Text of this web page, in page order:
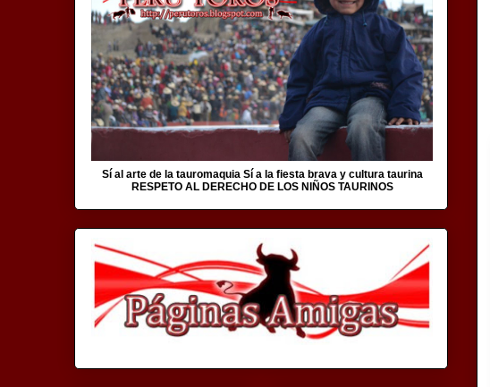
Sí al arte de la tauromaquia Sí a la fiesta brava y cultura taurina
RESPETO AL DERECHO DE LOS NIÑOS TAURINOS